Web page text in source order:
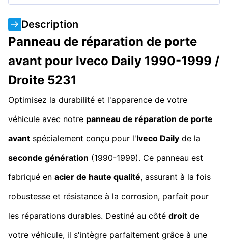
Description
Panneau de réparation de porte
avant pour Iveco Daily 1990-1999 /
Droite 5231
Optimisez la durabilité et l'apparence de votre
véhicule avec notre panneau de réparation de porte
avant spécialement conçu pour l'Iveco Daily de la
seconde génération (1990-1999). Ce panneau est
fabriqué en acier de haute qualité, assurant à la fois
robustesse et résistance à la corrosion, parfait pour
les réparations durables. Destiné au côté droit de
votre véhicule, il s'intègre parfaitement grâce à une